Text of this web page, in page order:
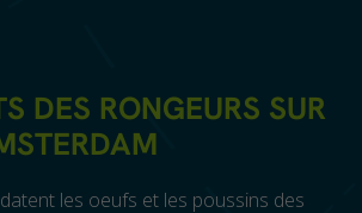
DES RONGEURS SUR
les oeufs et les poussins des